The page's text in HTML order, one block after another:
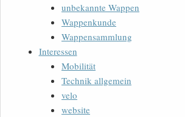
unbekannte Wappen
Wappenkunde
Wappensammlung
Interessen
Mobilität
Technik allgemein
velo
website